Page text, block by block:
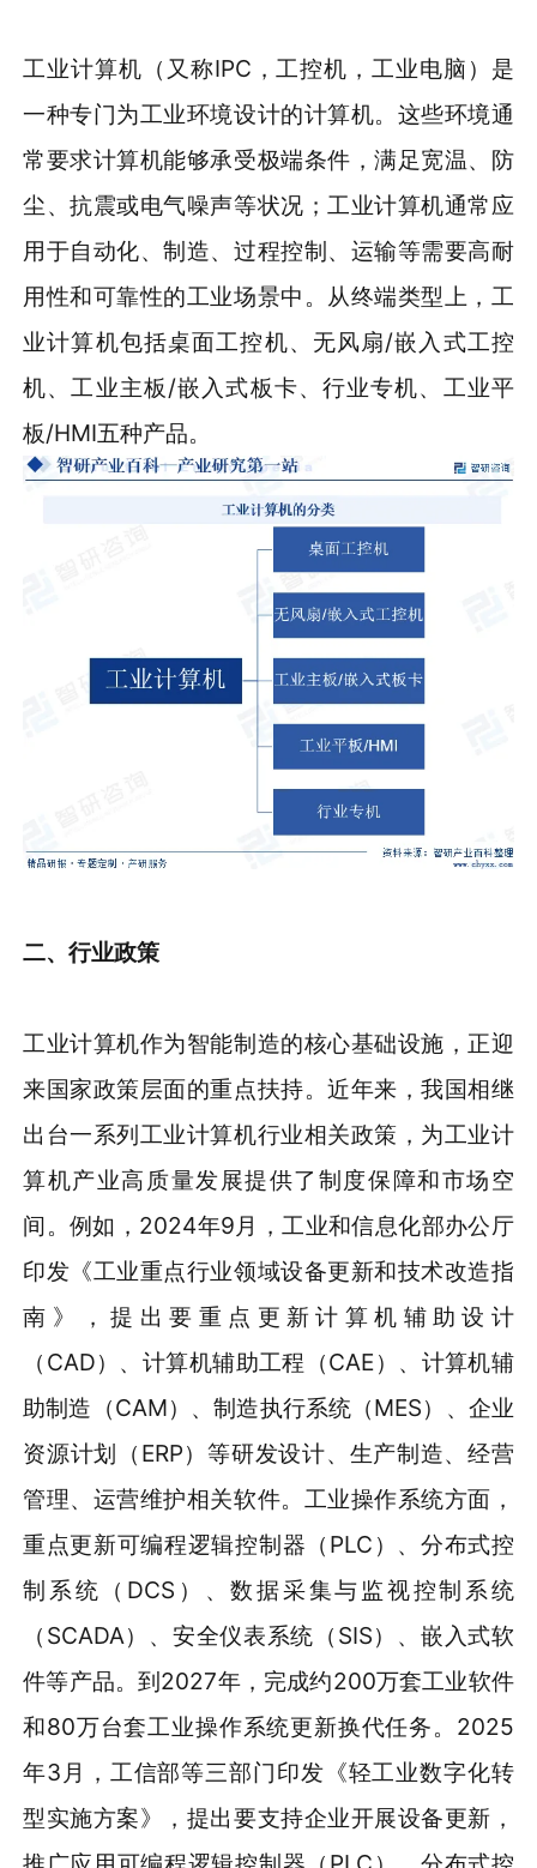
工业计算机（又称IPC，工控机，工业电脑）是
一种专门为工业环境设计的计算机。这些环境通
常要求计算机能够承受极端条件，满足宽温、防
尘、抗震或电气噪声等状况；工业计算机通常应
用于自动化、制造、过程控制、运输等需要高耐
用性和可靠性的工业场景中。从终端类型上，工
业计算机包括桌面工控机、无风扇/嵌入式工控
机、工业主板/嵌入式板卡、行业专机、工业平
板/HMI五种产品。
二、行业政策
工业计算机作为智能制造的核心基础设施，正迎
来国家政策层面的重点扶持。近年来，我国相继
出台一系列工业计算机行业相关政策，为工业计
算机产业高质量发展提供了制度保障和市场空
间。例如，2024年9月，工业和信息化部办公厅
印发《工业重点行业领域设备更新和技术改造指
南》，提出要重点更新计算机辅助设计
（CAD）、计算机辅助工程（CAE）、计算机辅
助制造（CAM）、制造执行系统（MES）、企业
资源计划（ERP）等研发设计、生产制造、经营
管理、运营维护相关软件。工业操作系统方面，
重点更新可编程逻辑控制器（PLC）、分布式控
制系统（DCS）、数据采集与监视控制系统
（SCADA）、安全仪表系统（SIS）、嵌入式软
件等产品。到2027年，完成约200万套工业软件
和80万台套工业操作系统更新换代任务。2025
年3月，工信部等三部门印发《轻工业数字化转
型实施方案》，提出要支持企业开展设备更新，